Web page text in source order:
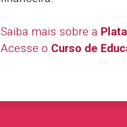
Saiba mais sobre a
Acesse o Curso de